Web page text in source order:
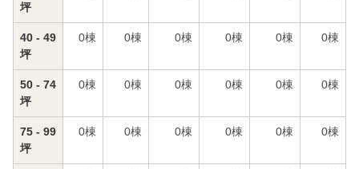
坪
40 - 49
坪
0棟 0棟 0棟 0棟 0棟 0棟
50 - 74
坪
0棟 0棟 0棟 0棟 0棟 0棟
75 - 99
坪
0棟 0棟 0棟 0棟 0棟 0棟